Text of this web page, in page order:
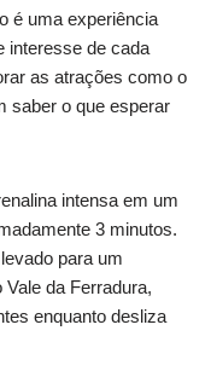
é uma experiência
interesse de cada
as atrações como o
saber o que esperar
intensa em um
3 minutos.
para um
da Ferradura,
enquanto desliza